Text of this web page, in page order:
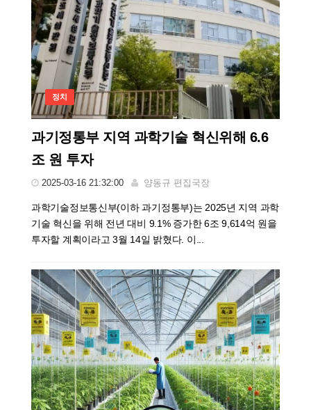
정치
과기정통부 지역 과학기술 혁신위해 6.6
조 원 투자
2025-03-16 21:32:00 양동규 편집국장
과학기술정보통신부(이하 과기정통부)는 2025년 지역 과학
기술 혁신을 위해 전년 대비 9.1% 증가한 6조 9,614억 원을
투자할 계획이라고 3월 14일 밝혔다. 이...